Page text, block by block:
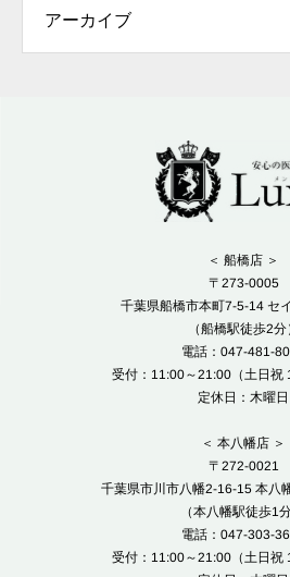
＜ 船橋店 ＞
〒273-0005
千葉県船橋市本町7-5-14 セ
（船橋駅徒歩2分
電話：047-481-
受付：11:00～21:00（土日祝
定休日：木曜日
＜ 本八幡店 ＞
〒272-0021
千葉県市川市八幡2-16-15 本八
（本八幡駅徒歩1分
電話：047-303-
受付：11:00～21:00（土日祝